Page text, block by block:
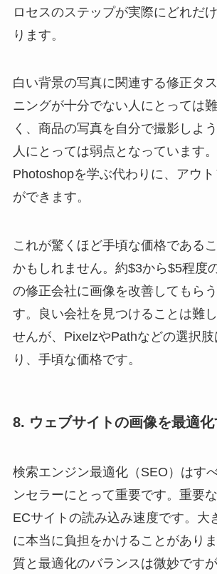
ロセスのステップが実際にどれだ
ります。
白い背景の写真に関連する修正タ
ニングが十分でない人にとっては
く、商品の写真を自分で撮影しよ
人にとっては弱点となっています
Photoshopを学ぶ代わりに、アウ
ができます。
これが驚くほど手頃な価格である
かもしれません。約$3から$5程度
の修正会社に画像を改善してもら
す。良い会社を見つけることは難
せんが、PixelzやPathなどの選択
り、手頃な価格です。
8. ウェブサイトの画像を最適化
検索エンジン最適化（SEO）はす
ンセラーにとって重要です。重要
ECサイトの読み込み速度です。大
に本当に負担をかけることがあり
質と最適化のバランスは微妙です